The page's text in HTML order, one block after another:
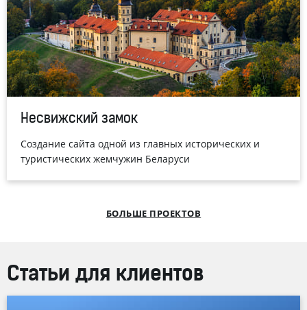
Несвижский замок
Создание сайта одной из главных исторических и
туристических жемчужин Беларуси
БОЛЬШЕ ПРОЕКТОВ
Статьи для клиентов